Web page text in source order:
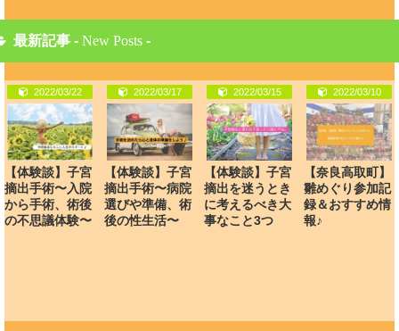
最新記事 - New Posts -
2022/03/22
【体験談】子宮
摘出手術〜入院
から手術、術後
の不思議体験〜
2022/03/17
【体験談】子宮
摘出手術〜病院
選びや準備、術
後の性生活〜
2022/03/15
【体験談】子宮
摘出を迷うとき
に考えるべき大
事なこと3つ
2022/03/10
【奈良高取町】
雛めぐり参加記
録＆おすすめ情
報♪